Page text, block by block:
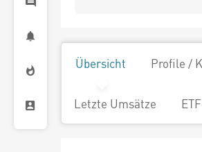
Übersicht Profile /
Letzte Umsätze